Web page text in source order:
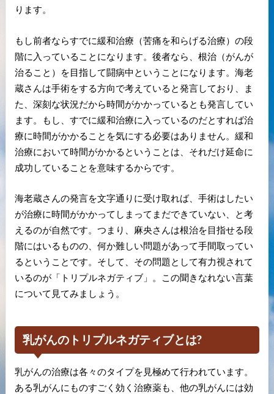
ります。
もし前者ならすでに緩和治療（苦痛を和らげる治療）の段
階に入っていることになります。後者なら、根治（がんが
治ること）を目指して闘病中ということになります。海老
蔵さんは手術をする方向で考えていると発言しており、ま
た、深刻な状況だから時間がかかっているとも発言してい
ます。もし、すでに緩和治療に入っているのだとすれば治
療に時間がかかることを気にする必要はありません。緩和
治療において時間がかかるということは、それだけ延命に
成功していることを意味するからです。
海老蔵さんの発言を文字通りに受け取れば、手術はしたい
が治療に時間がかかってしまってまだできていない、と考
えるのが自然です。つまり、麻央さんは根治を目指せる段
階にはいるものの、何か難しい問題があって手間取ってい
るということです。そして、その問題として有力視されて
いるのが「トリプルネガティブ」。この聞きなれない言葉
について見てみましょう。
乳がんのトリプルネガティブとは?
乳がんの治療は各々のタイプを見極めて行われています。
ある乳がんにものすごく効く治療薬も、他の乳がんには効